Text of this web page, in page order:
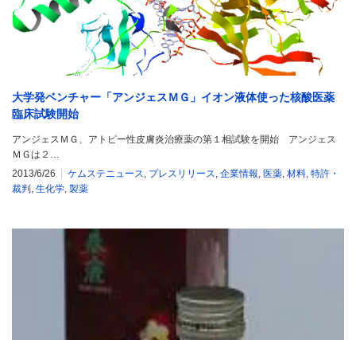
大学発ベンチャー「アンジェスＭＧ」イオン液体使った核酸医薬
臨床試験開始
アンジェスＭＧ、アトピー性皮膚炎治療薬の第１相試験を開始 アンジェス
ＭＧは２…
2013/6/26
ケムステニュース, プレスリリース, 企業情報, 医薬, 材料, 特許・
裁判 , 生化学, 製薬